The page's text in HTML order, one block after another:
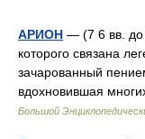
АРИОН — (7 6 вв. до
которого связана
зачарованный
вдохновившая
Большой